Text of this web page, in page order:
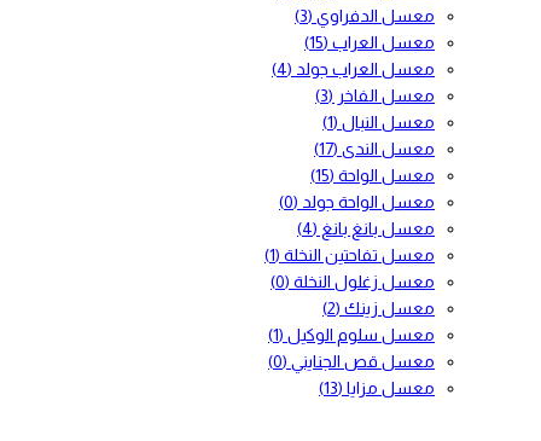
معسل الدفراوي (3)
معسل العراب (15)
معسل العراب جولد (4)
معسل الفاخر (3)
معسل النبال (1)
معسل الندى (17)
معسل الواحة (15)
معسل الواحة جولد (0)
معسل بانغ بانغ (4)
معسل تفاحتين النخلة (1)
معسل زغلول النخلة (0)
معسل زينك (2)
معسل سلوم الوكيل (1)
معسل قص الجنايني (0)
معسل مزايا (13)